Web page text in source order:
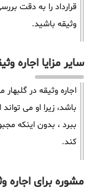
قرارداد را به دقت
وثیقه باشید.
سایر مزایا اجاره
اجاره وثیقه در
باشد، زیرا او می
ببرد ، بدون اینکه
کند.
مشوره برای اجاره